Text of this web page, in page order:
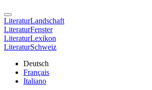
LiteraturLandschaft
LiteraturFenster
LiteraturLexikon
LiteraturSchweiz
Deutsch
Français
Italiano